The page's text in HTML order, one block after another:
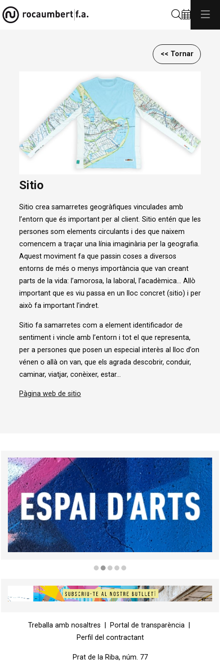
<< Tornar
Diapositiva 1 de 1
Sitio
Sitio crea samarretes geogràfiques vinculades amb
l’entorn que és important per al client. Sitio entén que les
persones som elements circulants i des que naixem
comencem a traçar una línia imaginària per la geografia.
Aquest moviment fa que passin coses a diversos
entorns de més o menys importància que van creant
parts de la vida: l’amorosa, la laboral, l’acadèmica… Allò
important que es viu passa en un lloc concret (sitio) i per
això fa important l’indret.
Sitio fa samarretes com a element identificador de
sentiment i vincle amb l’entorn i tot el que representa,
per a persones que posen un especial interès al lloc d’on
vénen o allà on van, que els agrada descobrir, conduir,
caminar, viatjar, conèixer, estar…
Pàgina web de sitio
Treballa amb nosaltres
Portal de transparència
Perfil del contractant
Prat de la Riba, núm. 77